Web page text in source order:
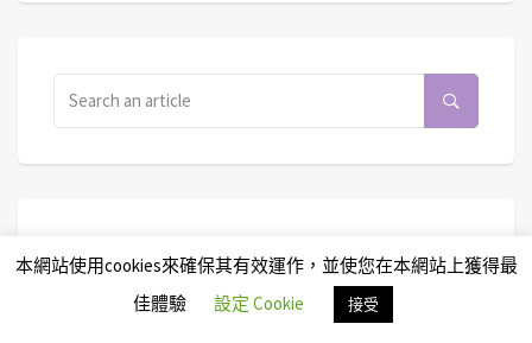
本網站使用cookies來確保其有效運作，並使您在本網站上獲得最
佳體驗
設定 Cookie 接受